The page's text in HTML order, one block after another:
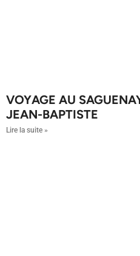
VOYAGE AU
JEAN-BAPTISTE
Lire la suite »